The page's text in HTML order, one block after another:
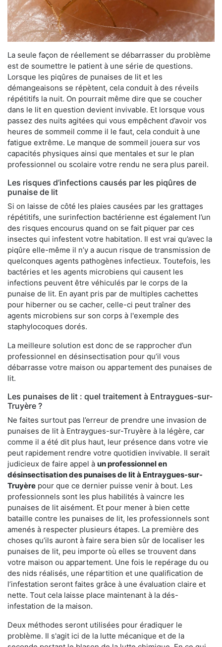
La seule façon de réellement se débarrasser du problème
est de soumettre le patient à une série de questions.
Lorsque les piqûres de punaises de lit et les
démangeaisons se répètent, cela conduit à des réveils
répétitifs la nuit. On pourrait même dire que se coucher
dans le lit en question devient invivable. Et lorsque vous
passez des nuits agitées qui vous empêchent d’avoir vos
heures de sommeil comme il le faut, cela conduit à une
fatigue extrême. Le manque de sommeil jouera sur vos
capacités physiques ainsi que mentales et sur le plan
professionnel ou scolaire votre rendu ne sera plus pareil.
Les risques d’infections causés par les piqûres de
punaise de lit
Si on laisse de côté les plaies causées par les grattages
répétitifs, une surinfection bactérienne est également l’un
des risques encourus quand on se fait piquer par ces
insectes qui infestent votre habitation. Il est vrai qu’avec la
piqûre elle-même il n’y a aucun risque de transmission de
quelconques agents pathogènes infectieux. Toutefois, les
bactéries et les agents microbiens qui causent les
infections peuvent être véhiculés par le corps de la
punaise de lit. En ayant pris par de multiples cachettes
pour hiberner ou se cacher, celle-ci peut traîner des
agents microbiens sur son corps à l'exemple des
staphylocoques dorés.
La meilleure solution est donc de se rapprocher d’un
professionnel en désinsectisation pour qu’il vous
débarrasse votre maison ou appartement des punaises de
lit.
Les punaises de lit : quel traitement à Entraygues-sur-
Truyère ?
Ne faites surtout pas l’erreur de prendre une invasion de
punaises de lit à Entraygues-sur-Truyère à la légère, car
comme il a été dit plus haut, leur présence dans votre vie
peut rapidement rendre votre quotidien invivable. Il serait
judicieux de faire appel à un professionnel en
désinsectisation des punaises de lit à Entraygues-sur-
Truyère pour que ce dernier puisse venir à bout. Les
professionnels sont les plus habilités à vaincre les
punaises de lit aisément. Et pour mener à bien cette
bataille contre les punaises de lit, les professionnels sont
amenés à respecter plusieurs étapes. La première des
choses qu’ils auront à faire sera bien sûr de localiser les
punaises de lit, peu importe où elles se trouvent dans
votre maison ou appartement. Une fois le repérage du ou
des nids réalisés, une répartition et une qualification de
l’infestation seront faites grâce à une évaluation claire et
nette. Tout cela laisse place maintenant à la dés-
infestation de la maison.
Deux méthodes seront utilisées pour éradiquer le
problème. Il s'agit ici de la lutte mécanique et de la